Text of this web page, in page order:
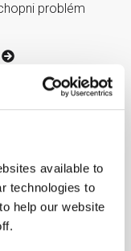
available to
technologies to
help our website
problém